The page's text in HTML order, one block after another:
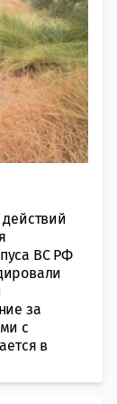
ВС РФ
за
с
в